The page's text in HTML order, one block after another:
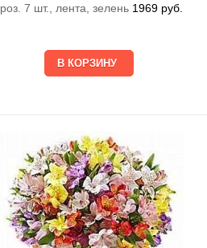
роз. 7 шт., лента, зелень 1969 руб.